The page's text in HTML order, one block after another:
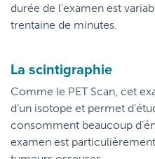
durée de l’examen est
trentaine de minutes.
La scintigraphie
Comme le PET Scan, cet
d’un isotope et permet
consomment beaucoup
examen est